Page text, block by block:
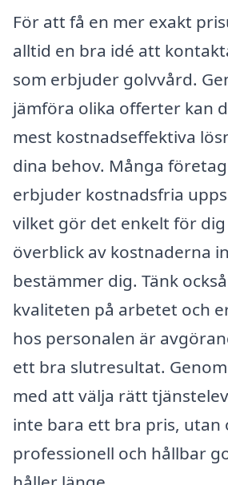
För att få en mer exakt
alltid en bra idé att
som erbjuder golvvård.
jämföra olika offerter kan
mest kostnadseffektiva
dina behov. Många
erbjuder kostnadsfria
vilket gör det enkelt för
överblick av kostnaderna
bestämmer dig. Tänk
kvaliteten på arbetet och
hos personalen är
ett bra slutresultat.
med att välja rätt
inte bara ett bra pris, utan
professionell och hållbar